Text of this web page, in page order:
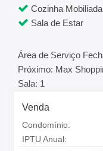
Cozinha Mobiliada
Sala de Estar
Área de Serviço
Próximo: Max
Sala: 1
Venda
Condomínio:
IPTU Anual: